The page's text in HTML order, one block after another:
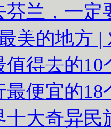
芬兰，一定
美的地方
值得去的
最便宜的
十大奇异民